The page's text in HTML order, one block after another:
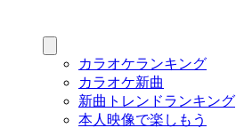
カラオケランキング
カラオケ新曲
新曲トレンドランキング
本人映像で楽しもう